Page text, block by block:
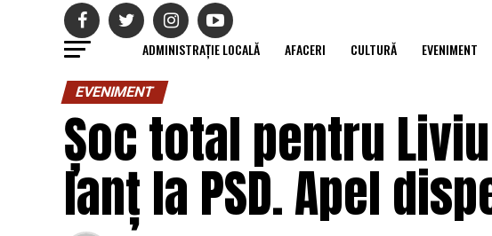
ADMINISTRAȚIE LOCALĂ AFACERI CULTURĂ EVENIMENT
EVENIMENT
Șoc total pentru
lanț la PSD. Apel